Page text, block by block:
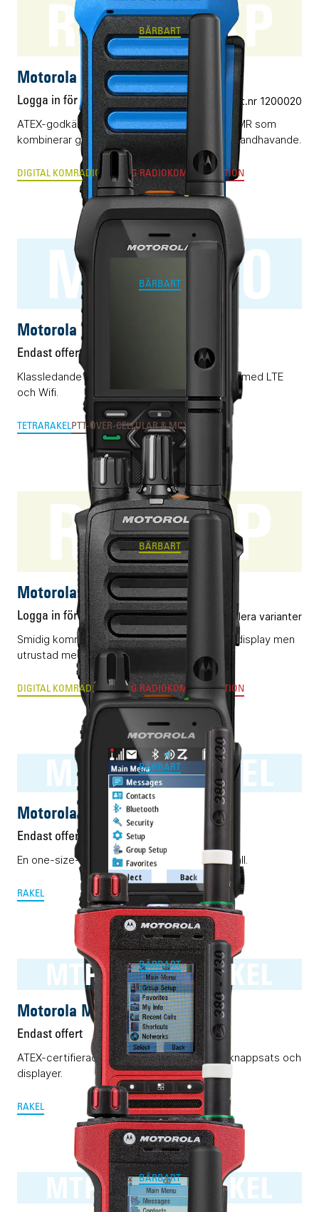
R7Ex NKP
BÄRBART
Motorola R7Ex NKP
Logga in för pris Vårt art.nr 1200020
ATEX-godkänd digital komradio baserad på DMR som
kombinerar grym radioprestanda och enkelt handhavande.
DIGITAL KOMRADIOANALOG RADIOKOMMUNIKATION
MXP660
BÄRBART
Motorola MXP660
Endast offert
Klassledande RAKEL/TETRA-terminal förädlad med LTE
och Wifi.
TETRARAKELPTT-OVER-CELLULAR & MCX
R5 NKP
BÄRBART
Motorola R5 NKP
Logga in för pris Flera varianter
Smidig komradio (DMR) utan knappsats eller display men
utrustad med AI-optimerat ljud.
DIGITAL KOMRADIOANALOG RADIOKOMMUNIKATION
MXP600 RAKEL
BÄRBART
Motorola MXP600 RAKEL
Endast offert
En one-size-fits-all Rakelmobil. Nästan i alla fall.
RAKEL
MTP8550Ex RAKEL
BÄRBART
Motorola MTP8550Ex RAKEL
Endast offert
ATEX-certifierad Rakelmobil med komplett knappsats och
displayer.
RAKEL
MTP8500Ex RAKEL
BÄRBART